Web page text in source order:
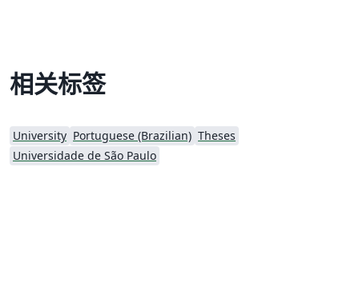
相关标签
University Portuguese (Brazilian) Theses
Universidade de São Paulo